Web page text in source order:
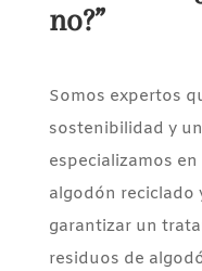
no?”
Somos expertos
sostenibilidad y
especializamos
algodón reciclado
garantizar un
residuos de